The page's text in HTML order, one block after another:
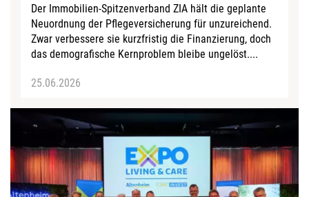
Der Immobilien-Spitzenverband ZIA hält die geplante
Neuordnung der Pflegeversicherung für unzureichend.
Zwar verbessere sie kurzfristig die Finanzierung, doch
das demografische Kernproblem bleibe ungelöst....
25.06.2026